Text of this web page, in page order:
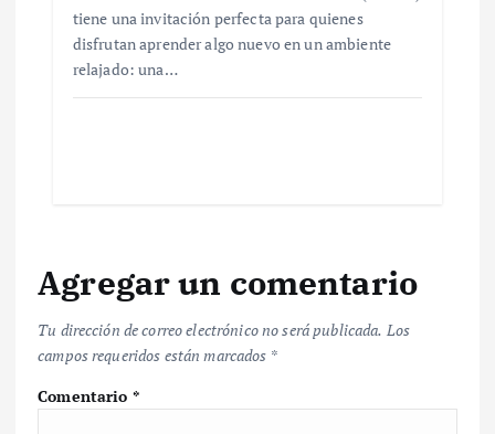
tiene una invitación perfecta para quienes
disfrutan aprender algo nuevo en un ambiente
relajado: una…
Agregar un comentario
Tu dirección de correo electrónico no será publicada. Los
campos requeridos están marcados *
Comentario *